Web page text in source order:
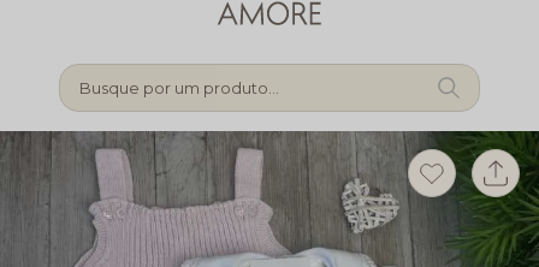
Busque por um produto...